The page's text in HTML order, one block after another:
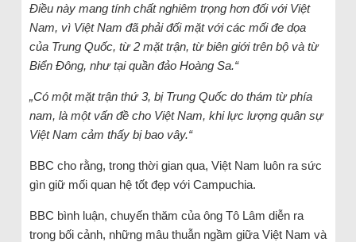
Điều này mang tính chất nghiêm trọng hơn đối với Việt
Nam, vì Việt Nam đã phải đối mặt với các mối đe dọa
của Trung Quốc, từ 2 mặt trận, từ biên giới trên bộ và từ
Biển Đông, như tại quần đảo Hoàng Sa.“
„Có một mặt trận thứ 3, bị Trung Quốc do thám từ phía
nam, là một vấn đề cho Việt Nam, khi lực lượng quân sự
Việt Nam cảm thấy bị bao vây.“
BBC cho rằng, trong thời gian qua, Việt Nam luôn ra sức
gìn giữ mối quan hệ tốt đẹp với Campuchia.
BBC bình luận, chuyến thăm của ông Tô Lâm diễn ra
trong bối cảnh, những mâu thuẫn ngầm giữa Việt Nam và